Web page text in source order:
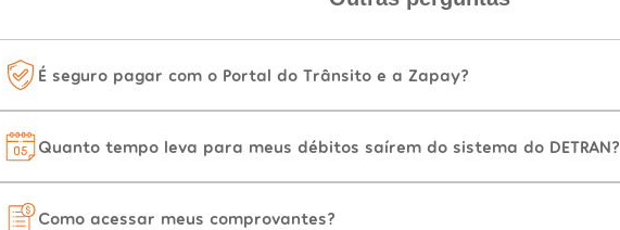
É seguro pagar com o Portal do Trânsito e a Zapay?
Quanto tempo leva para meus débitos saírem do sistema do DETRAN?
Como acessar meus comprovantes?